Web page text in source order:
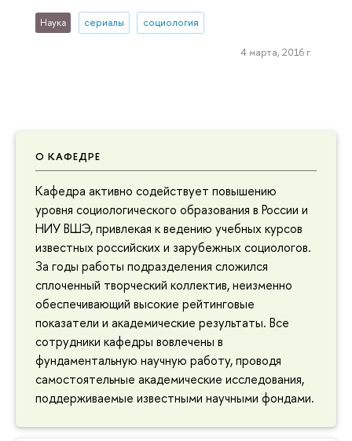
О КАФЕДРЕ
Кафедра активно содействует повышению
уровня социологического образования в России и
НИУ ВШЭ, привлекая к ведению учебных курсов
известных российских и зарубежных социологов.
За годы работы подразделения сложился
сплоченный творческий коллектив, неизменно
обеспечивающий высокие рейтинговые
показатели и академические результаты. Все
сотрудники кафедры вовлечены в
фундаментальную научную работу, проводя
самостоятельные академические исследования,
поддерживаемые известными научными фондами.
Наука сериалы социология
4 марта, 2016 г.